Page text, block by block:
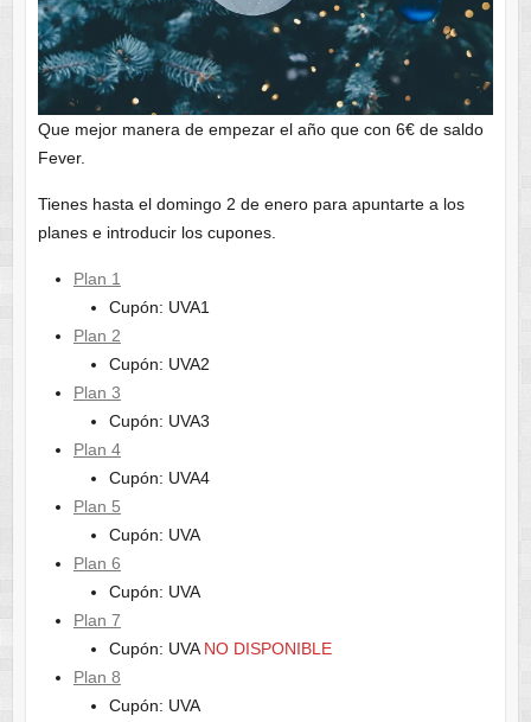
Que mejor manera de empezar el año que con 6€ de saldo
Fever.
Tienes hasta el domingo 2 de enero para apuntarte a los
planes e introducir los cupones.
Plan 1
Cupón: UVA1
Plan 2
Cupón: UVA2
Plan 3
Cupón: UVA3
Plan 4
Cupón: UVA4
Plan 5
Cupón: UVA
Plan 6
Cupón: UVA
Plan 7
Cupón: UVA NO DISPONIBLE
Plan 8
Cupón: UVA